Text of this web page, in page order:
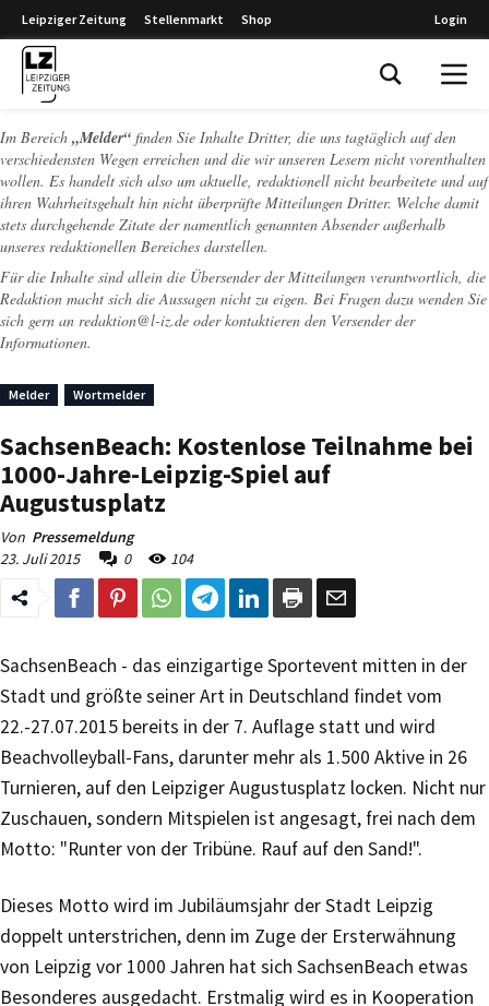
Leipziger Zeitung Stellenmarkt Shop Login
Im Bereich „Melder“ finden Sie Inhalte Dritter, die uns tagtäglich auf den
verschiedensten Wegen erreichen und die wir unseren Lesern nicht vorenthalten
wollen. Es handelt sich also um aktuelle, redaktionell nicht bearbeitete und auf
ihren Wahrheitsgehalt hin nicht überprüfte Mitteilungen Dritter. Welche damit
stets durchgehende Zitate der namentlich genannten Absender außerhalb
unseres redaktionellen Bereiches darstellen.
Für die Inhalte sind allein die Übersender der Mitteilungen verantwortlich, die
Redaktion macht sich die Aussagen nicht zu eigen. Bei Fragen dazu wenden Sie
sich gern an redaktion@l-iz.de oder kontaktieren den Versender der
Informationen.
Melder Wortmelder
SachsenBeach: Kostenlose Teilnahme bei
1000-Jahre-Leipzig-Spiel auf
Augustusplatz
Von Pressemeldung
23. Juli 2015
0 104
SachsenBeach - das einzigartige Sportevent mitten in der
Stadt und größte seiner Art in Deutschland findet vom
22.-27.07.2015 bereits in der 7. Auflage statt und wird
Beachvolleyball-Fans, darunter mehr als 1.500 Aktive in 26
Turnieren, auf den Leipziger Augustusplatz locken. Nicht nur
Zuschauen, sondern Mitspielen ist angesagt, frei nach dem
Motto: "Runter von der Tribüne. Rauf auf den Sand!".
Dieses Motto wird im Jubiläumsjahr der Stadt Leipzig
doppelt unterstrichen, denn im Zuge der Ersterwähnung
von Leipzig vor 1000 Jahren hat sich SachsenBeach etwas
Besonderes ausgedacht. Erstmalig wird es in Kooperation